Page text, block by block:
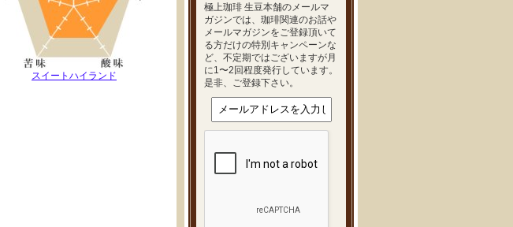
極上珈琲 生豆本舗のメールマ
ガジンでは、珈琲関連のお話や
メールマガジンをご登録頂いて
る方だけの特別キャンペーンな
ど、不定期ではございますが月
に1〜2回程度発行しています。
是非、ご登録下さい。
スイートハイランド